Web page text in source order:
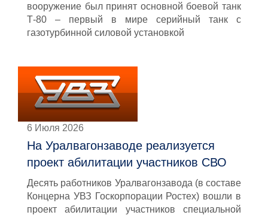
вооружение был принят основной боевой танк
Т-80 – первый в мире серийный танк с
газотурбинной силовой установкой
6 Июля 2026
На Уралвагонзаводе реализуется
проект абилитации участников СВО
Десять работников Уралвагонзавода (в составе
Концерна УВЗ Госкорпорации Ростех) вошли в
проект абилитации участников специальной